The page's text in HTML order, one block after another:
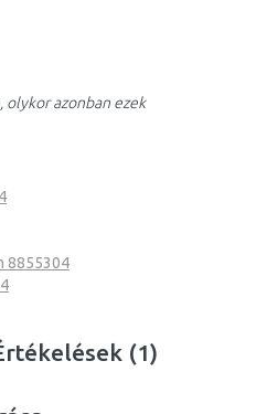
olykor azonban ezek
8855304
(1)